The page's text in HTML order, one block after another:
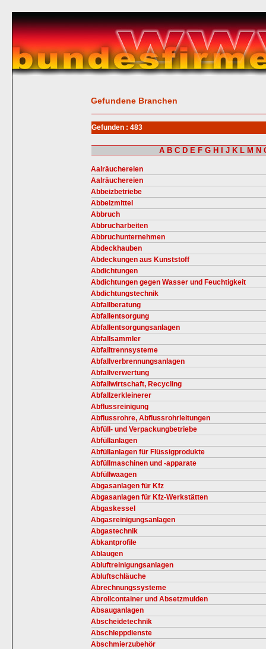
Gefundene Branchen
Gefunden : 483
A B C D E F G H J K L M N
Aalräuchereien
Aalräuchereien
Abbeizbetriebe
Abbeizmittel
Abbruch
Abbrucharbeiten
Abbruchunternehmen
Abdeckhauben
Abdeckungen aus Kunststoff
Abdichtungen
Abdichtungen gegen Wasser und Feuchtigkeit
Abdichtungstechnik
Abfallberatung
Abfallentsorgung
Abfallentsorgungsanlagen
Abfallsammler
Abfalltrennsysteme
Abfallverbrennungsanlagen
Abfallverwertung
Abfallwirtschaft, Recycling
Abfallzerkleinerer
Abflussreinigung
Abflussrohre, Abflussrohrleitungen
Abfüll- und Verpackungbetriebe
Abfüllanlagen
Abfüllanlagen für Flüssigprodukte
Abfüllmaschinen und -apparate
Abfüllwaagen
Abgasanlagen für Kfz
Abgasanlagen für Kfz-Werkstätten
Abgaskessel
Abgasreinigungsanlagen
Abgastechnik
Abkantprofile
Ablaugen
Abluftreinigungsanlagen
Abluftschläuche
Abrechnungssysteme
Abrollcontainer und Absetzmulden
Absauganlagen
Abscheidetechnik
Abschleppdienste
Abschmierzubehör